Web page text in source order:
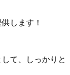
供します！
て、しっかりと